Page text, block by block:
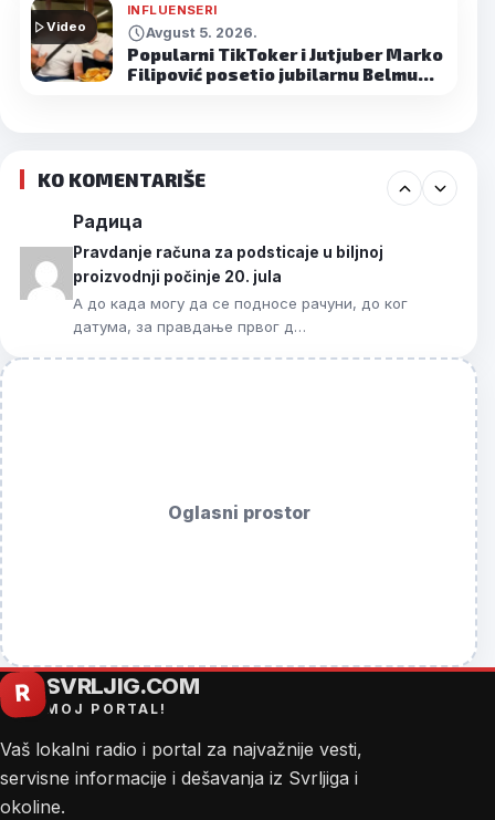
Video
INFLUENSERI
Avgust 5. 2026.
Popularni TikToker i Jutjuber Marko
Filipović posetio jubilarnu Belmu…
KO KOMENTARIŠE
Радица
Pravdanje računa za podsticaje u biljnoj
proizvodnji počinje 20. jula
А до када могу да се подносе рачуни, до ког
датума, за правдање првог д…
Oglasni prostor
R SVRLJIG.COM
MOJ PORTAL!
Vaš lokalni radio i portal za najvažnije vesti,
servisne informacije i dešavanja iz Svrljiga i
okoline.